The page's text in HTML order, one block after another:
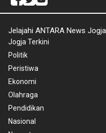
Jelajahi ANTARA News Jogja
Jogja Terkini
Politik
Peristiwa
Ekonomi
Olahraga
Pendidikan
Nasional